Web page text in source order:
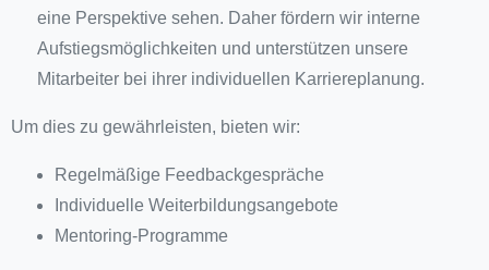
eine Perspektive sehen. Daher fördern wir interne
Aufstiegsmöglichkeiten und unterstützen unsere
Mitarbeiter bei ihrer individuellen Karriereplanung.
Um dies zu gewährleisten, bieten wir:
Regelmäßige Feedbackgespräche
Individuelle Weiterbildungsangebote
Mentoring-Programme